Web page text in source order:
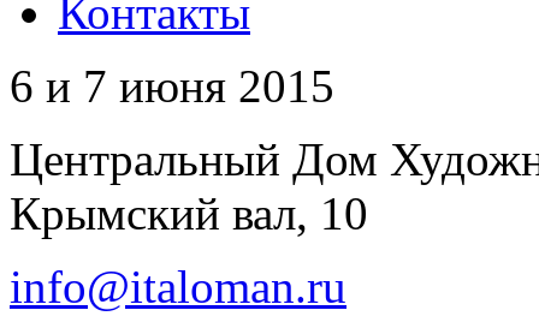
Контакты
6 и 7 июня 2015
Центральный Дом
Крымский вал, 10
info@italoman.ru